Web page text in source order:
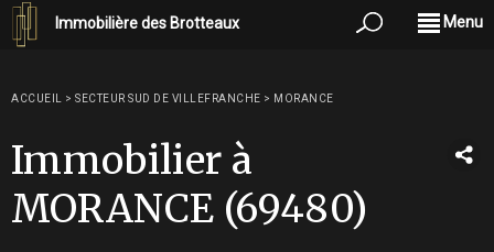
Immobilière des Brotteaux Menu
ACCUEIL > SECTEUR SUD DE VILLEFRANCHE > MORANCE
Immobilier à
MORANCE (69480)